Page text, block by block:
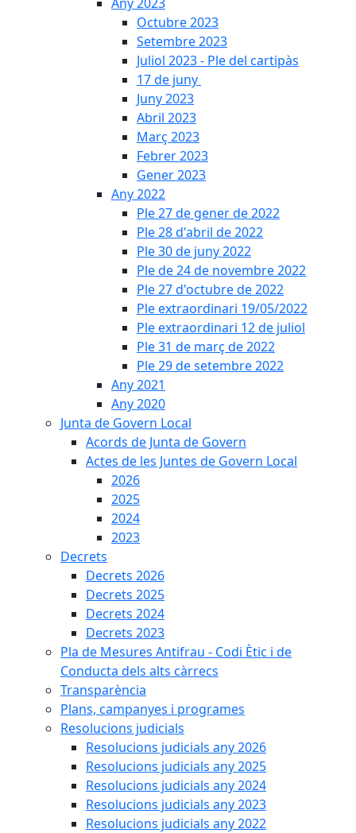
Octubre 2023
Setembre 2023
Juliol 2023 - Ple del cartipàs
17 de juny
Juny 2023
Abril 2023
Març 2023
Febrer 2023
Gener 2023
Any 2022
Ple 27 de gener de 2022
Ple 28 d'abril de 2022
Ple 30 de juny 2022
Ple de 24 de novembre 2022
Ple 27 d'octubre de 2022
Ple extraordinari 19/05/2022
Ple extraordinari 12 de juliol
Ple 31 de març de 2022
Ple 29 de setembre 2022
Any 2021
Any 2020
Junta de Govern Local
Acords de Junta de Govern
Actes de les Juntes de Govern Local
2026
2025
2024
2023
Decrets
Decrets 2026
Decrets 2025
Decrets 2024
Decrets 2023
Pla de Mesures Antifrau - Codi Ètic i de
Conducta dels alts càrrecs
Transparència
Plans, campanyes i programes
Resolucions judicials
Resolucions judicials any 2026
Resolucions judicials any 2025
Resolucions judicials any 2024
Resolucions judicials any 2023
Resolucions judicials any 2022